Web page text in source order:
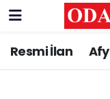
Resmi İlan
Nöbetçi